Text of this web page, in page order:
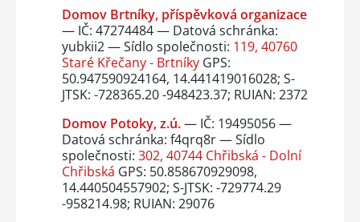
Domov Brtníky, příspěvková organizace
— IČ: 47274484 — Datová schránka:
yubkii2 — Sídlo společnosti: 119, 40760
Staré Křečany - BrtníkyGPS:
50.947590924164, 14.441419016028; S-
JTSK: -728365.20 -948423.37; RUIAN: 2372
Domov Potoky, z.ú.— IČ: 19495056 —
Datová schránka: f4qrq8r — Sídlo
společnosti: 302, 40744 Chřibská - Dolní
Chřibská GPS: 50.858670929098,
14.440504557902; S-JTSK: -729774.29
-958214.98; RUIAN: 29076